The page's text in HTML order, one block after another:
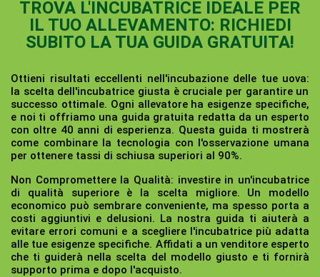
TROVA L'INCUBATRICE IDEALE PER
IL TUO ALLEVAMENTO: RICHIEDI
SUBITO LA TUA GUIDA GRATUITA!
Ottieni risultati eccellenti nell'incubazione delle tue uova:
la scelta dell'incubatrice giusta è cruciale per garantire un
successo ottimale. Ogni allevatore ha esigenze specifiche,
e noi ti offriamo una guida gratuita redatta da un esperto
con oltre 40 anni di esperienza. Questa guida ti mostrerà
come combinare la tecnologia con l'osservazione umana
per ottenere tassi di schiusa superiori al 90%.
Non Compromettere la Qualità: investire in un'incubatrice
di qualità superiore è la scelta migliore. Un modello
economico può sembrare conveniente, ma spesso porta a
costi aggiuntivi e delusioni. La nostra guida ti aiuterà a
evitare errori comuni e a scegliere l'incubatrice più adatta
alle tue esigenze specifiche. Affidati a un venditore esperto
che ti guiderà nella scelta del modello giusto e ti fornirà
supporto prima e dopo l'acquisto.